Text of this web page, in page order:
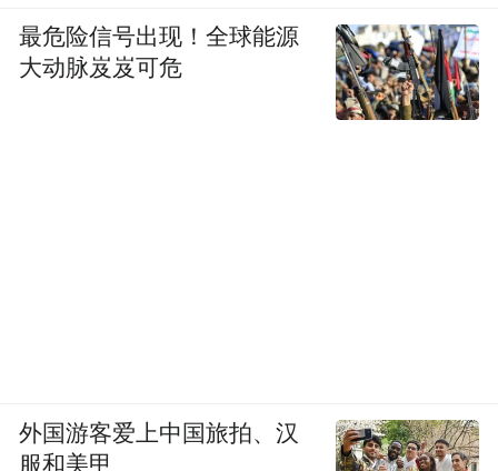
最危险信号出现！全球能源
大动脉岌岌可危
外国游客爱上中国旅拍、汉
服和美甲